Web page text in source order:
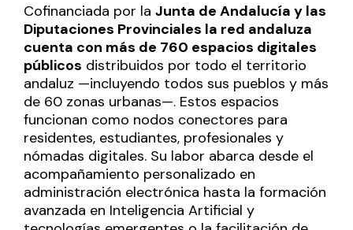
Cofinanciada por la Junta de Andalucía y las
Diputaciones Provinciales la red andaluza
cuenta con más de 760 espacios digitales
públicos distribuidos por todo el territorio
andaluz —incluyendo todos sus pueblos y más
de 60 zonas urbanas—. Estos espacios
funcionan como nodos conectores para
residentes, estudiantes, profesionales y
nómadas digitales. Su labor abarca desde el
acompañamiento personalizado en
administración electrónica hasta la formación
avanzada en Inteligencia Artificial y